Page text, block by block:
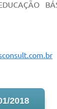
2018